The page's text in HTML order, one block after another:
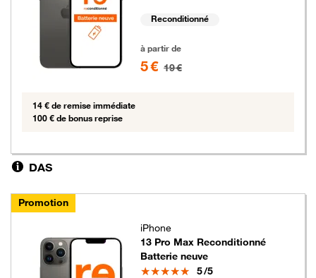
Reconditionné
à partir de
5 € 19 €
14 € de remise immédiate
100 € de bonus reprise
DAS
Promotion
iPhone
13 Pro Max Reconditionné
Batterie neuve
Note
5/5